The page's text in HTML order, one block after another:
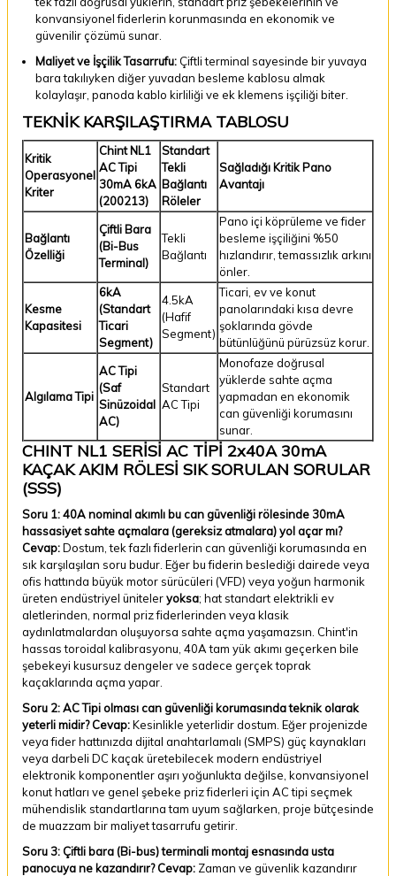
konvansiyonel fiderlerin korunmasında en ekonomik ve
güvenilir çözümü sunar.
Maliyet ve İşçilik Tasarrufu: Çiftli terminal sayesinde bir yuvaya
bara takılıyken diğer yuvadan besleme kablosu almak
kolaylaşır, panoda kablo kirliliği ve ek klemens işçiliği biter.
TEKNİK KARŞILAŞTIRMA TABLOSU
Kritik
Operasyonel
Kriter
Chint NL1
AC Tipi
30mA 6kA
(200213)
Standart
Tekli
Bağlantı
Röleler
Sağladığı Kritik Pano
Avantajı
Bağlantı
Özelliği
Çiftli Bara
(Bi-Bus
Terminal)
Tekli
Bağlantı
Pano içi köprüleme ve fider
besleme işçiliğini %50
hızlandırır, temassızlık arkını
önler.
Kesme
Kapasitesi
6kA
(Standart
Ticari
Segment)
4.5kA
(Hafif
Segment)
Ticari, ev ve konut
panolarındaki kısa devre
şoklarında gövde
bütünlüğünü pürüzsüz korur.
Algılama Tipi
AC Tipi
(Saf
Sinüzoidal
AC)
Standart
AC Tipi
Monofaze doğrusal
yüklerde sahte açma
yapmadan en ekonomik
can güvenliği korumasını
sunar.
CHINT NL1 SERİSİ AC TİPİ 2x40A 30mA
KAÇAK AKIM RÖLESİ SIK SORULAN SORULAR
(SSS)
Soru 1: 40A nominal akımlı bu can güvenliği rölesinde 30mA
hassasiyet sahte açmalara (gereksiz atmalara) yol açar mı?
Cevap:Dostum, tek fazlı fiderlerin can güvenliği korumasında en
sık karşılaşılan soru budur. Eğer bu fiderin beslediği dairede veya
ofis hattında büyük motor sürücüleri (VFD) veya yoğun harmonik
üreten endüstriyel üniteleryoksa; hat standart elektrikli ev
aletlerinden, normal priz fiderlerinden veya klasik
aydınlatmalardan oluşuyorsa sahte açma yaşamazsın. Chint'in
hassas toroidal kalibrasyonu, 40A tam yük akımı geçerken bile
şebekeyi kusursuz dengeler ve sadece gerçek toprak
kaçaklarında açma yapar.
Soru 2: AC Tipi olması can güvenliği korumasında teknik olarak
yeterli midir?Cevap:Kesinlikle yeterlidir dostum. Eğer projenizde
veya fider hattınızda dijital anahtarlamalı (SMPS) güç kaynakları
veya darbeli DC kaçak üretebilecek modern endüstriyel
elektronik komponentler aşırı yoğunlukta değilse, konvansiyonel
konut hatları ve genel şebeke priz fiderleri için AC tipi seçmek
mühendislik standartlarına tam uyum sağlarken, proje bütçesinde
de muazzam bir maliyet tasarrufu getirir.
Soru 3: Çiftli bara (Bi-bus) terminali montaj esnasında usta
panocuya ne kazandırır?Cevap: Zaman ve güvenlik kazandırır